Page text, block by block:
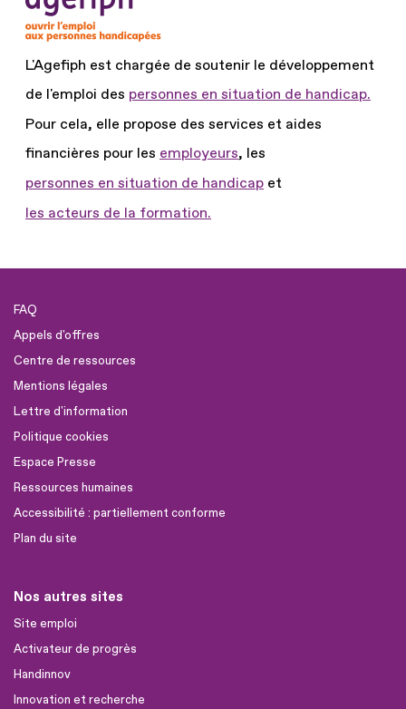
L'Agefiph est chargée de soutenir le développement
de l'emploi des personnes en situation de handicap.
Pour cela, elle propose des services et aides
financières pour les employeurs, les
personnes en situation de handicap et
les acteurs de la formation.
FAQ
Appels d'offres
Centre de ressources
Mentions légales
Lettre d'information
Politique cookies
Espace Presse
Ressources humaines
Accessibilité : partiellement conforme
Plan du site
Nos autres sites
Site emploi
Activateur de progrès
Handinnov
Innovation et recherche